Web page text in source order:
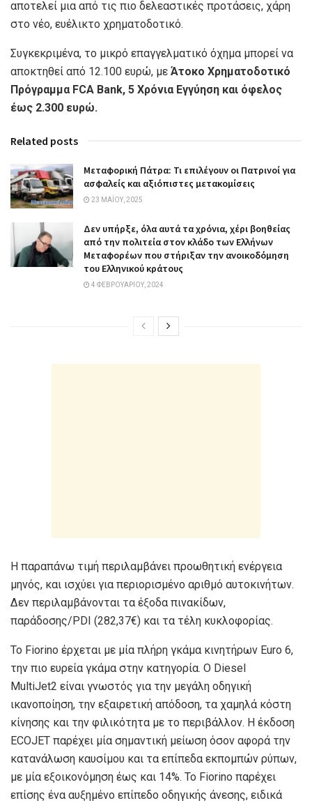
αποτελεί μια από τις πιο δελεαστικές προτάσεις, χάρη
στο νέο, ευέλικτο χρηματοδοτικό.
Συγκεκριμένα, το μικρό επαγγελματικό όχημα μπορεί να
αποκτηθεί από 12.100 ευρώ, με Άτοκο Χρηματοδοτικό
Πρόγραμμα FCA Bank, 5 Χρόνια Εγγύηση και όφελος
έως 2.300 ευρώ.
Related posts
Μεταφορική Πάτρα: Τι επιλέγουν οι Πατρινοί για
ασφαλείς και αξιόπιστες μετακομίσεις
23 ΜΑΪ́ΟΥ, 2025
Δεν υπήρξε, όλα αυτά τα χρόνια, χέρι βοηθείας
από την πολιτεία στον κλάδο των Ελλήνων
Μεταφορέων που στήριξαν την ανοικοδόμηση
του Ελληνικού κράτους
4 ΦΕΒΡΟΥΑΡΊΟΥ, 2024
Η παραπάνω τιμή περιλαμβάνει προωθητική ενέργεια
μηνός, και ισχύει για περιορισμένο αριθμό αυτοκινήτων.
Δεν περιλαμβάνονται τα έξοδα πινακίδων,
παράδοσης/PDI (282,37€) και τα τέλη κυκλοφορίας.
Το Fiorino έρχεται με μία πλήρη γκάμα κινητήρων Euro 6,
την πιο ευρεία γκάμα στην κατηγορία. Ο Diesel
MultiJet2 είναι γνωστός για την μεγάλη οδηγική
ικανοποίηση, την εξαιρετική απόδοση, τα χαμηλά κόστη
κίνησης και την φιλικότητα με το περιβάλλον. Η έκδοση
ECOJET παρέχει μία σημαντική μείωση όσον αφορά την
κατανάλωση καυσίμου και τα επίπεδα εκπομπών ρύπων,
με μία εξοικονόμηση έως και 14%. Το Fiorino παρέχει
επίσης ένα αυξημένο επίπεδο οδηγικής άνεσης, ειδικά